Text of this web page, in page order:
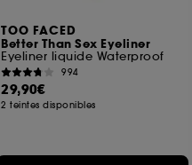
TOO FACED
Better Than Sex Eyeliner
Eyeliner liquide Waterproof
994
29,90€
2 teintes disponibles